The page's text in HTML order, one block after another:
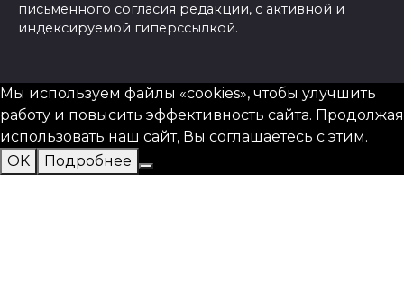
письменного согласия редакции, с активной и
индексируемой гиперссылкой.
Мы используем файлы «cookies», чтобы улучшить
работу и повысить эффективность сайта. Продолжая
использовать наш сайт, Вы соглашаетесь с этим.
OK
Подробнее